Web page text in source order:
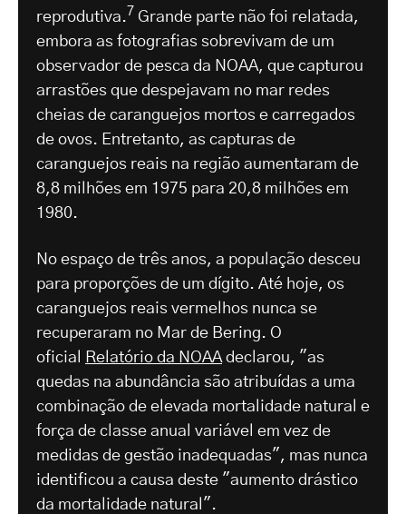
reprodutiva. 7 Grande parte não foi relatada,
embora as fotografias sobrevivam de um
observador de pesca da NOAA, que capturou
arrastões que despejavam no mar redes
cheias de caranguejos mortos e carregados
de ovos. Entretanto, as capturas de
caranguejos reais na região aumentaram de
8,8 milhões em 1975 para 20,8 milhões em
1980.
No espaço de três anos, a população desceu
para proporções de um dígito. Até hoje, os
caranguejos reais vermelhos nunca se
recuperaram no Mar de Bering. O
oficial
Relatório da NOAAdeclarou, "as
quedas na abundância são atribuídas a uma
combinação de elevada mortalidade natural e
força de classe anual variável em vez de
medidas de gestão inadequadas", mas nunca
identificou a causa deste "aumento drástico
da mortalidade natural".